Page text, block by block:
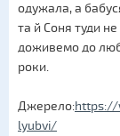
одужала, а
та й Соня туди
доживемо до
роки.
Джерело:https://
lyubvi/